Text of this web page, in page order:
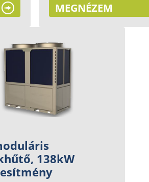
MEGNÉZEM
138kW